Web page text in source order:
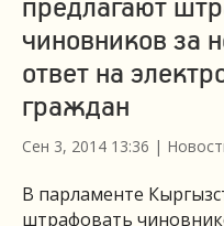
чиновников за
ответ на
граждан
Сен 3, 2014 13:36 |
В парламенте
штрафовать